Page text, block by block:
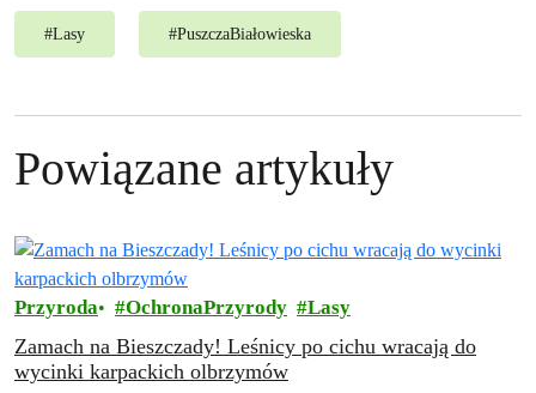
#Lasy #PuszczaBiałowieska
Powiązane artykuły
Przyroda OchronaPrzyrody Lasy
Zamach na Bieszczady! Leśnicy po cichu wracają do
wycinki karpackich olbrzymów